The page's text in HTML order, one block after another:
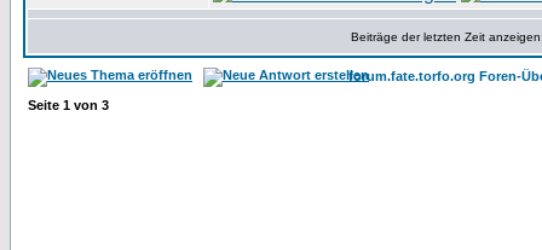
Beiträge der letzten Zeit
forum.fate.torfo.org Foren-
Seite 1 von 3